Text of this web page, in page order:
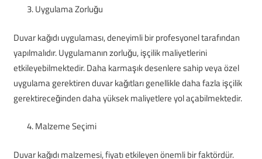
Uygulama Zorluğu
Duvar kağıdı uygulaması, deneyimli bir profesyonel tarafından
yapılmalıdır. Uygulamanın zorluğu, işçilik maliyetlerini
etkileyebilmektedir. Daha karmaşık desenlere sahip veya özel
uygulama gerektiren duvar kağıtları genellikle daha fazla işçilik
gerektireceğinden daha yüksek maliyetlere yol açabilmektedir.
Malzeme Seçimi
Duvar kağıdı malzemesi, fiyatı etkileyen önemli bir faktördür.